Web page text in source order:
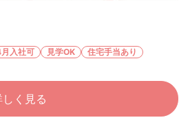
入社可 見学OK 住宅手当あり
しく見る